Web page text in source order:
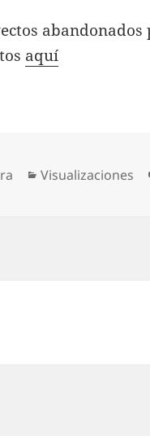
aquí
Categorías
Visualizaciones